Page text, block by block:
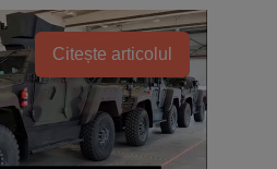
Citește articolul